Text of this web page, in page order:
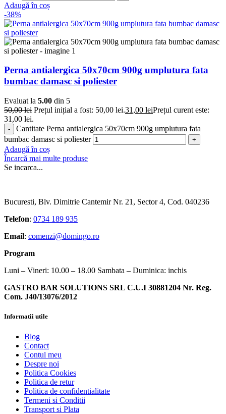
Adaugă în coș
-38%
Perna antialergica 50x70cm 900g umplutura fata
bumbac damasc si poliester
Evaluat la 5.00 din 5
50,00lei Prețul inițial a fost: 50,00 lei.31,00 leiPrețul curent este:
31,00 lei.
Cantitate Perna antialergica 50x70cm 900g umplutura fata
bumbac damasc si poliester
Adaugă în coș
Încarcă mai multe produse
Se incarca...
Bucuresti, Blv. Dimitrie Cantemir Nr. 21, Sector 4, Cod. 040236
Telefon: 0734 189 935
Email: comenzi@domingo.ro
Program
Luni – Vineri: 10.00 – 18.00 Sambata – Duminica: inchis
GASTRO BAR SOLUTIONS SRL C.U.I 30881204 Nr. Reg.
Com. J40/13076/2012
Informatii utile
Blog
Contact
Contul meu
Despre noi
Politica Cookies
Politica de retur
Politica de confidentialitate
Termeni si Conditii
Transport si Plata